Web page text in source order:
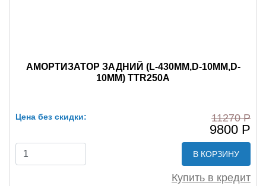
АМОРТИЗАТОР ЗАДНИЙ (L-430MM,D-10MM,D-
10MM) TTR250A
Цена без скидки: 11270 Р
9800 Р
В КОРЗИНУ
Купить в кредит